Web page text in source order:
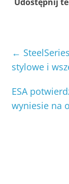
←
stylowe i
ESA
wyniesie na